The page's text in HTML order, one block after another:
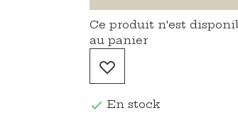
Ce produit n'est
au panier
 En stock